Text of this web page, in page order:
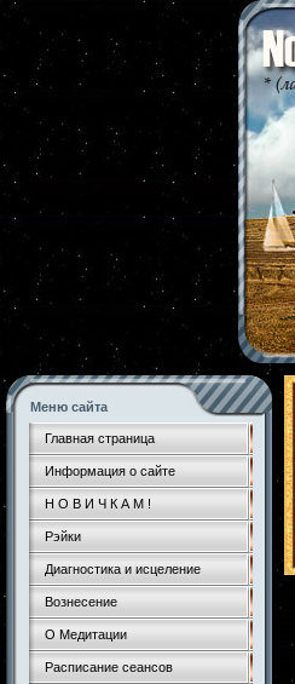
Меню сайта
Главная страница
Информация о сайте
Н О В И Ч К А М !
Рэйки
Диагностика и исцеление
Вознесение
О Медитации
Расписание сеансов